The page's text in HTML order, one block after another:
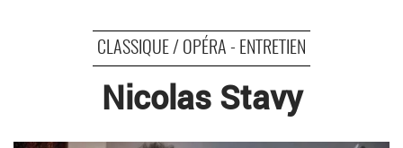
CLASSIQUE / OPÉRA - ENTRETIEN
Nicolas Stavy